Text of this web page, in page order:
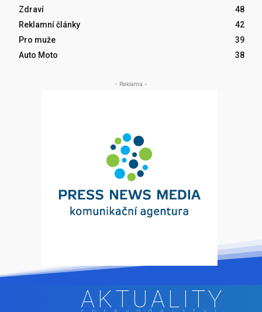
Zdraví
48
Reklamní články
42
Pro muže
39
Auto Moto
38
- Reklama -
AKTUALITY